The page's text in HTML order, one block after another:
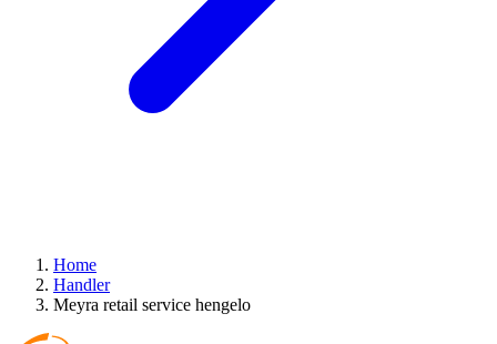
Home
Handler
Meyra retail service hengelo